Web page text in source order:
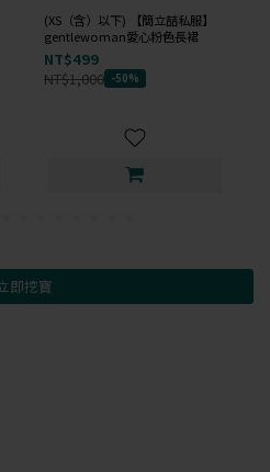
(XS（含）以下) 【簡立喆私服】
gentlewoman愛心粉色長裙
NT$499
NT$1,000 -50%
即挖寶